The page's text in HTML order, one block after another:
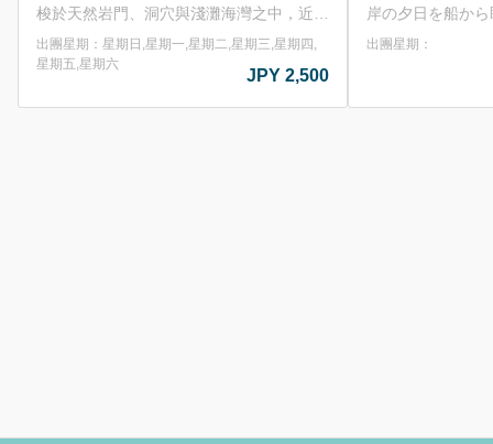
岸の夕日を船から眺める、 季節限定の特
別クルーズを今年も開催いたします！ 普
段は日中しか運航しない浦富海岸遊覧船で
すが、 日没にあわせて出航し、海に夕日
が沈む幻想的な風景をお楽しみいただけま
出團星期：
スにて 持ち物必要
楽しめるプランを
～セット内容～ お
出團星期：星期日,星期